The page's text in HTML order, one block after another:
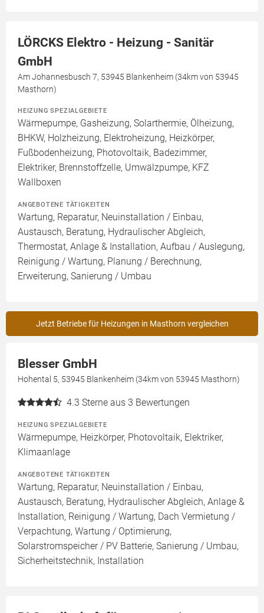
LÖRCKS Elektro - Heizung - Sanitär
GmbH
Am Johannesbusch 7, 53945 Blankenheim (34km von 53945
Masthorn)
HEIZUNG SPEZIALGEBIETE
Wärmepumpe, Gasheizung, Solarthermie, Ölheizung,
BHKW, Holzheizung, Elektroheizung, Heizkörper,
Fußbodenheizung, Photovoltaik, Badezimmer,
Elektriker, Brennstoffzelle, Umwälzpumpe, KFZ
Wallboxen
ANGEBOTENE TÄTIGKEITEN
Wartung, Reparatur, Neuinstallation / Einbau,
Austausch, Beratung, Hydraulischer Abgleich,
Thermostat, Anlage & Installation, Aufbau / Auslegung,
Reinigung / Wartung, Planung / Berechnung,
Erweiterung, Sanierung / Umbau
Jetzt Betriebe für Heizungen in Masthorn vergleichen
Blesser GmbH
Hohental 5, 53945 Blankenheim (34km von 53945 Masthorn)
4.3 Sterne aus 3 Bewertungen
HEIZUNG SPEZIALGEBIETE
Wärmepumpe, Heizkörper, Photovoltaik, Elektriker,
Klimaanlage
ANGEBOTENE TÄTIGKEITEN
Wartung, Reparatur, Neuinstallation / Einbau,
Austausch, Beratung, Hydraulischer Abgleich, Anlage &
Installation, Reinigung / Wartung, Dach Vermietung /
Verpachtung, Wartung / Optimierung,
Solarstromspeicher / PV Batterie, Sanierung / Umbau,
Sicherheitstechnik, Installation